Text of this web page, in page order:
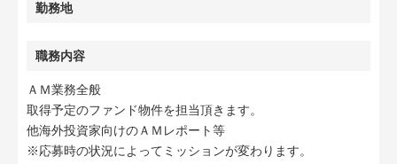
勤務地
職務内容
ＡＭ業務全般
取得予定のファンド物件を担当頂きます。
他海外投資家向けのＡＭレポート等
※応募時の状況によってミッションが変わります。